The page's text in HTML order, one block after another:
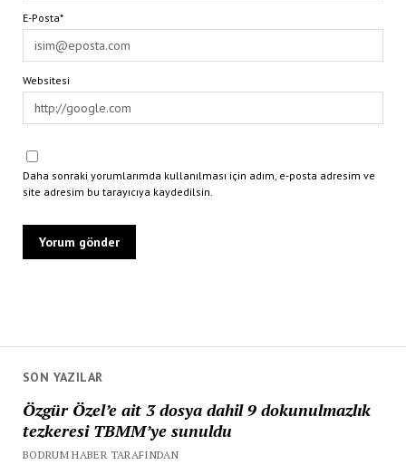
SON YAZILAR
Özgür Özel’e ait 3 dosya dahil 9 dokunulmazlık
tezkeresi TBMM’ye sunuldu
BODRUM HABER TARAFINDAN
E-Posta*
Websitesi
Daha sonraki yorumlarımda kullanılması için adım, e-posta adresim ve
site adresim bu tarayıcıya kaydedilsin.